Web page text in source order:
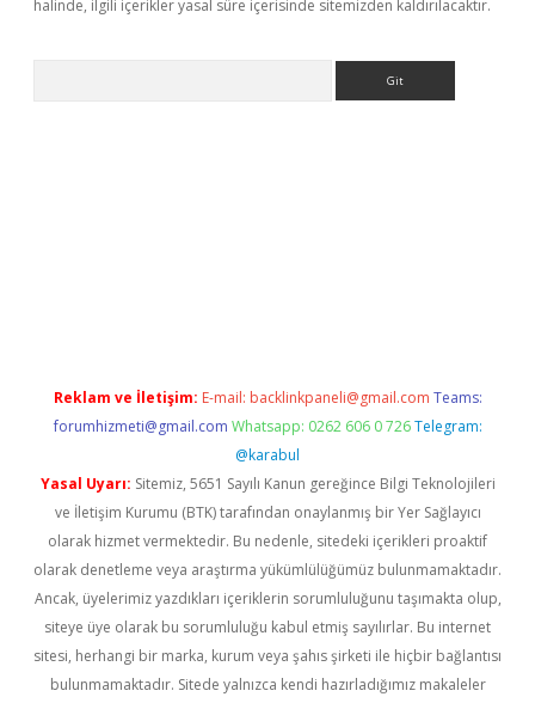
halinde, ilgili içerikler yasal süre içerisinde sitemizden kaldırılacaktır.
Reklam ve İletişim: E-mail: backlinkpaneli@gmail.com Teams:
forumhizmeti@gmail.com Whatsapp: 0262 606 0 726 Telegram:
@karabul
Yasal Uyarı: Sitemiz, 5651 Sayılı Kanun gereğince Bilgi Teknolojileri
ve İletişim Kurumu (BTK) tarafından onaylanmış bir Yer Sağlayıcı
olarak hizmet vermektedir. Bu nedenle, sitedeki içerikleri proaktif
olarak denetleme veya araştırma yükümlülüğümüz bulunmamaktadır.
Ancak, üyelerimiz yazdıkları içeriklerin sorumluluğunu taşımakta olup,
siteye üye olarak bu sorumluluğu kabul etmiş sayılırlar. Bu internet
sitesi, herhangi bir marka, kurum veya şahıs şirketi ile hiçbir bağlantısı
bulunmamaktadır. Sitede yalnızca kendi hazırladığımız makaleler